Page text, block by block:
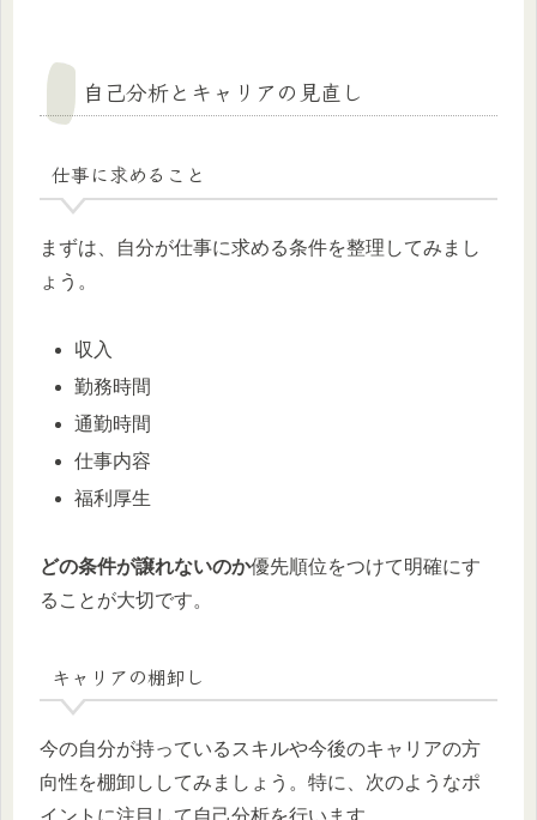
自己分析とキャリアの見直し
仕事に求めること
まずは、自分が仕事に求める条件を整理してみまし
ょう。
収入
勤務時間
通勤時間
仕事内容
福利厚生
どの条件が譲れないのか優先順位をつけて明確にす
ることが大切です。
キャリアの棚卸し
今の自分が持っているスキルや今後のキャリアの方
向性を棚卸ししてみましょう。特に、次のようなポ
イントに注目して自己分析を行います。